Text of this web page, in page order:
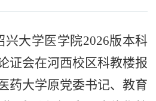
兴大学医学院2026版本科
证会在河西校区科教楼报
药大学原党委书记、教育